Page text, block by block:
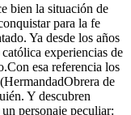
bien la situación de
para la fe
Ya desde los años
experiencias de
esa referencia los
de
Y descubren
personaje peculiar: